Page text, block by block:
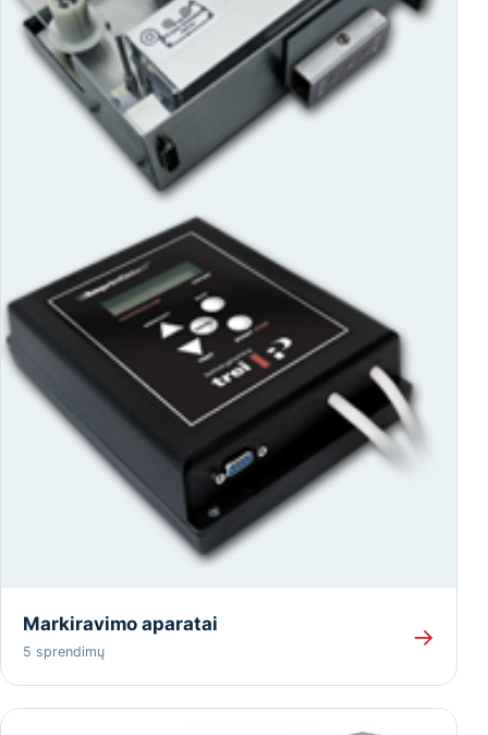
Markiravimo aparatai
5 sprendimų
→